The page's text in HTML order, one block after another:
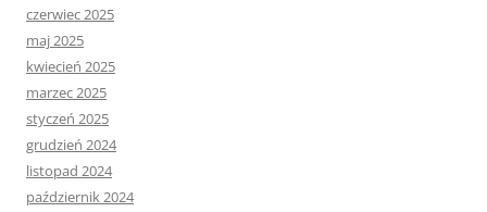
czerwiec 2025
maj 2025
kwiecień 2025
marzec 2025
styczeń 2025
grudzień 2024
listopad 2024
październik 2024